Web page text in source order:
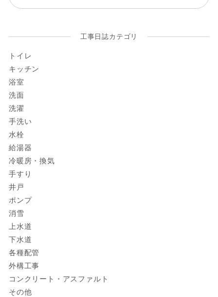
工事日誌カテゴリ
トイレ
キッチン
浴室
洗面
洗濯
手洗い
水栓
給湯器
冷暖房・換気
手すり
井戸
ポンプ
消雪
上水道
下水道
各種配管
外構工事
コンクリート・アスファルト
その他